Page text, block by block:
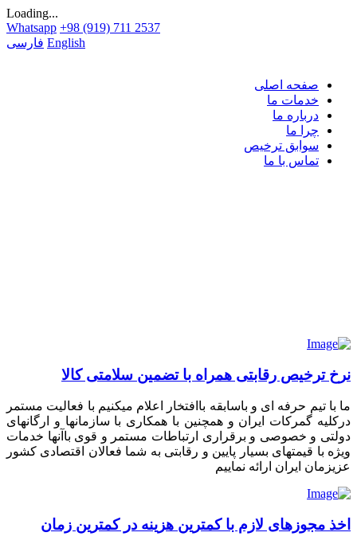
Loading...
Whatsapp +98 (919) 711 2537
فارسی English
صفحه اصلی
خدمات ما
درباره ما
چرا ما
سوابق ترخیص
تماس با ما
نرخ ترخیص رقابتی همراه با تضمین سلامتی کالا
ما با تیم حرفه ای و باسابقه باافتخار اعلام میکنیم با فعالیت مستمر
درکلیه گمرکات ایران و همچنین با همکاری با سازمانها و ارگانهای
دولتی و خصوصی و برقراری ارتباطات مستمر و قوی باآنها خدمات
ویژه با قیمتهای بسیار پایین و رقابتی به شما فعالان اقتصادی کشور
عزیزمان ایران ارائه نماییم
اخذ مجوزهای لازم با کمترین هزینه در کمترین زمان